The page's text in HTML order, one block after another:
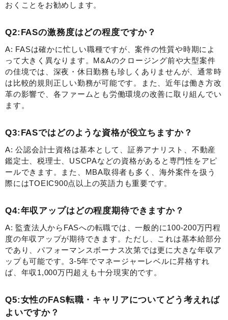
おくことをお勧めします。
Q2:FASの激務度はどの程度ですか？
A: FASは確かに忙しい職種ですが、案件の性質や時期によ
って大きく異なります。M&Aのクロージング前や大型案件
の佳境では、深夜・休日勤務も珍しくありませんが、通常時
は比較的規則正しい勤務が可能です。また、近年は働き方改
革の影響で、各ファームとも労働環境の改善に取り組んでい
ます。
Q3:FASではどのような資格が役立ちますか？
A: 公認会計士資格は基本として、証券アナリスト、不動産
鑑定士、税理士、USCPAなどの資格があると専門性をアピ
ールできます。また、MBA取得者も多く、海外案件を扱う
際にはTOEIC900点以上の英語力も重要です。
Q4:年収アップはどの程度期待できますか？
A: 監査法人からFASへの転職では、一般的に100-200万円程
度の年収アップが期待できます。ただし、これは基本給部分
であり、パフォーマンスボーナス次第では更に大きな年収ア
ップも可能です。3-5年でマネージャーレベルに昇格すれ
ば、年収1,000万円超えも十分現実的です。
Q5:女性のFAS転職・キャリアについてどう考えれば
よいですか？